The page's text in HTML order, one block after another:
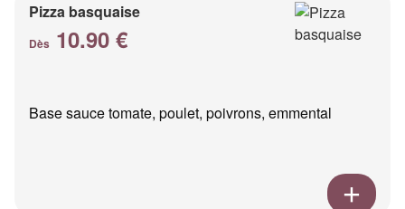
Pizza basquaise
Dès 10.90 €
Base sauce tomate, poulet, poivrons, emmental